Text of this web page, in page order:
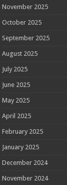
November 2025
October 2025
September 2025
August 2025
July 2025
June 2025
May 2025
April 2025
February 2025
January 2025
December 2024
November 2024